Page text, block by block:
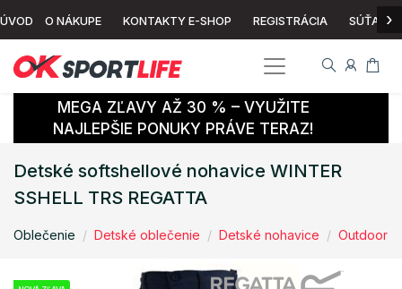
ÚVOD O NÁKUPE KONTAKTY E-SHOP REGISTRÁCIA SÚŤAŽ ›
MEGA ZĽAVY AŽ 30 % – VYUŽITE
NAJLEPŠIE PONUKY PRÁVE TERAZ!
Detské softshellové nohavice WINTER
SSHELL TRS REGATTA
Oblečenie Detské oblečenie Detské nohavice Outdoor